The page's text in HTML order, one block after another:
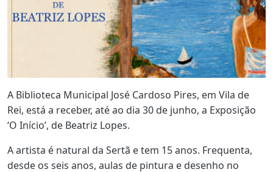
A Biblioteca Municipal José Cardoso Pires, em Vila de
Rei, está a receber, até ao dia 30 de junho, a Exposição
‘O Início’, de Beatriz Lopes.
A artista é natural da Sertã e tem 15 anos. Frequenta,
desde os seis anos, aulas de pintura e desenho no